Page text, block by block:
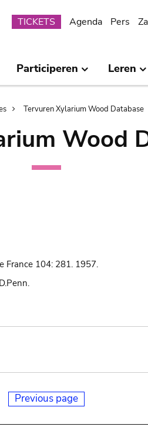
Submenu
TICKETS Agenda Pers
Participeren Leren
Tervuren Xylarium Wood Database
Wood
France 104: 281. 1957.
Previous page